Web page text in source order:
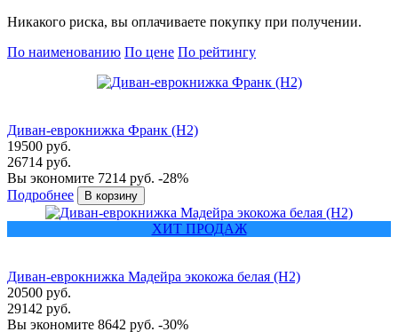
Никакого риска, вы оплачиваете покупку при получении.
По наименованию По цене По рейтингу
Диван-еврокнижка Франк (Н2)
19500 руб.
26714 руб.
Вы экономите 7214 руб. -28%
Подробнее
ХИТ ПРОДАЖ
Диван-еврокнижка Мадейра экокожа белая (H2)
20500 руб.
29142 руб.
Вы экономите 8642 руб. -30%